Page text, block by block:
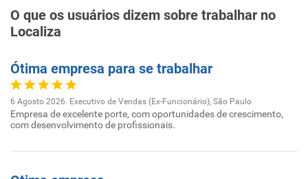
O que os usuários dizem sobre trabalhar no
Localiza
Ótima empresa para se trabalhar
6 Agosto 2026. Executivo de Vendas (Ex-Funcionário), São Paulo
Empresa de excelente porte, com oportunidades de crescimento,
com desenvolvimento de profissionais.